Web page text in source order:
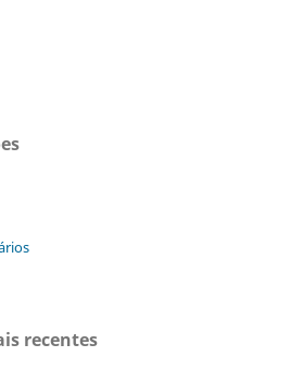
recentes